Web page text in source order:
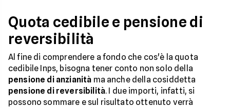
Quota cedibile e pensione di
reversibilità
Al fine di comprendere a fondo che cos'è la quota
cedibile Inps, bisogna tener conto non solo della
pensione di anzianità ma anche della cosiddetta
pensione di reversibilità. I due importi, infatti, si
possono sommare e sul risultato ottenuto verrà